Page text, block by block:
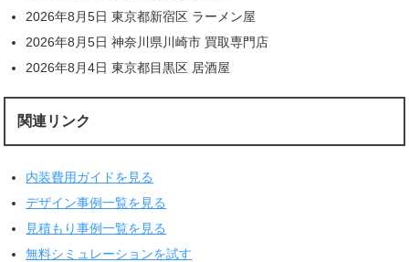
2026年8月5日 東京都新宿区 ラーメン屋
2026年8月5日 神奈川県川崎市 買取専門店
2026年8月4日 東京都目黒区 居酒屋
関連リンク
内装費用ガイドを見る
デザイン事例一覧を見る
見積もり事例一覧を見る
無料シミュレーションを試す